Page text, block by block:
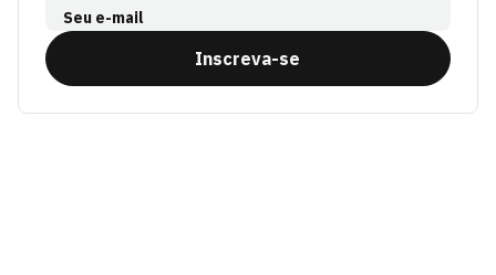
Seu e-mail
Inscreva-se